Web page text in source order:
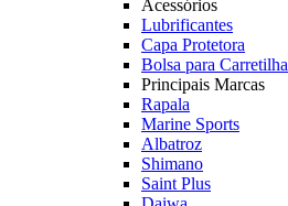
Acessórios
Lubrificantes
Capa Protetora
Bolsa para Carretilha
Principais Marcas
Rapala
Marine Sports
Albatroz
Shimano
Saint Plus